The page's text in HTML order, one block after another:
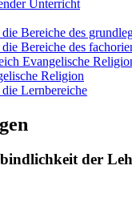
Unterricht
Bereiche des
Bereiche des
Evangelische
Religion
Lernbereiche
der